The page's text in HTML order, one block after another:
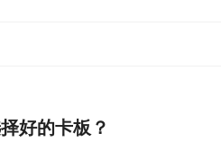
好的卡板？